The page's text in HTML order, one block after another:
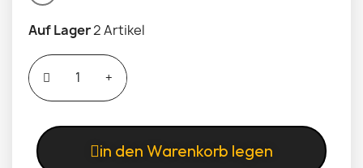
Auf Lager2 Artikel
in den Warenkorb legen